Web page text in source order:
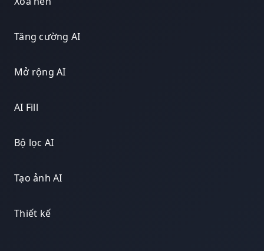
Tăng cường AI
Mở rộng AI
AI Fill
Bộ lọc AI
Tạo ảnh AI
Thiết kế